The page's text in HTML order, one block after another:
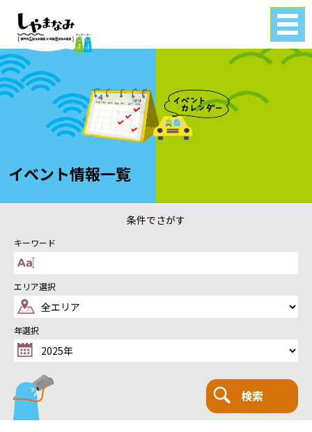
Tog
gle
navi
gati
イベント情報一覧
条件でさがす
キーワード
エリア選択
年選択
検索